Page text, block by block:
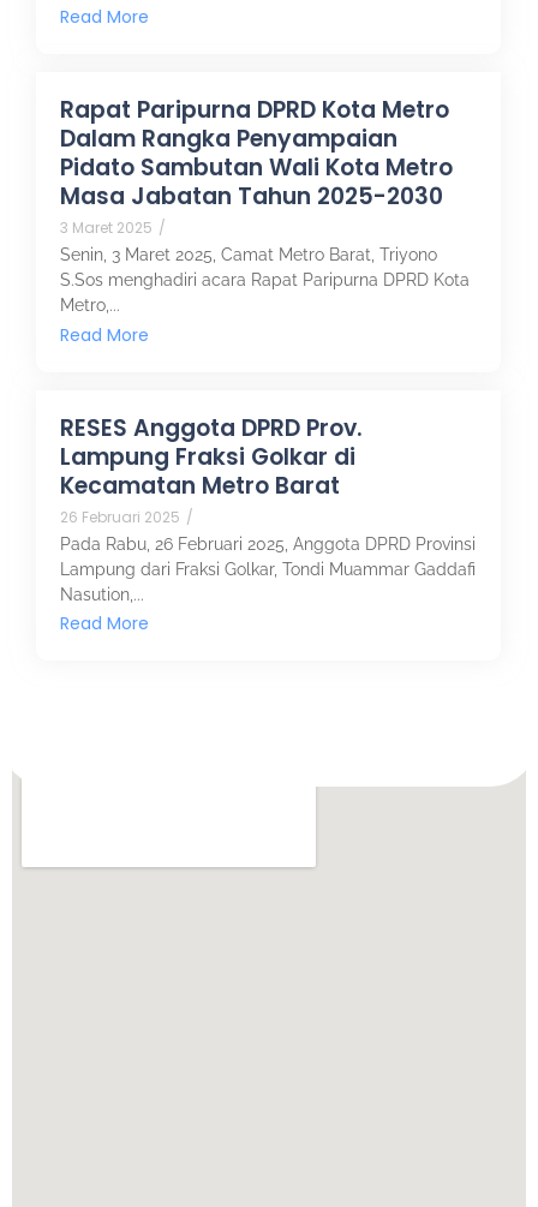
Read More
Rapat Paripurna DPRD Kota Metro
Dalam Rangka Penyampaian
Pidato Sambutan Wali Kota Metro
Masa Jabatan Tahun 2025-2030
3 Maret 2025 /
Senin, 3 Maret 2025, Camat Metro Barat, Triyono
S.Sos menghadiri acara Rapat Paripurna DPRD Kota
Metro,...
Read More
RESES Anggota DPRD Prov.
Lampung Fraksi Golkar di
Kecamatan Metro Barat
26 Februari 2025 /
Pada Rabu, 26 Februari 2025, Anggota DPRD Provinsi
Lampung dari Fraksi Golkar, Tondi Muammar Gaddafi
Nasution,...
Read More